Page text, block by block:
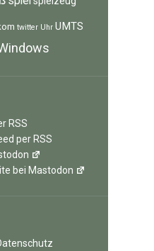
twitter Uhr UMTS
RSS
per RSS
bei Mastodon